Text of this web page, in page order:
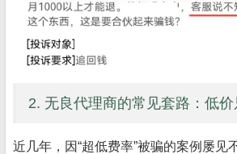
2. 无良代理商的常见套路：低价
近几年，因“超低费率”被骗的案例屡见